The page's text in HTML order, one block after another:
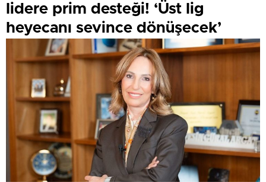
lidere prim desteği! ‘Üst lig
heyecanı sevince dönüşecek’